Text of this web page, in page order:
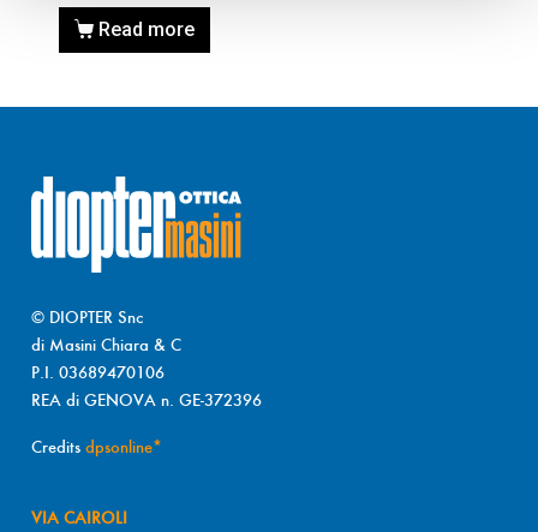
Read more
© DIOPTER Snc
di Masini Chiara & C
P.I. 03689470106
REA di GENOVA n. GE-372396
Credits dpsonline*
VIA CAIROLI